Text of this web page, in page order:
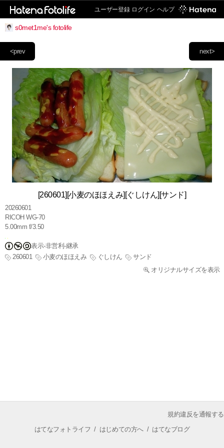
ユーザー登録 ログイン ヘルプ
s0met1me's fotolife
next>
<prev
[260601][小麦のほほえみ][ぐしけん][サンド]
20260601
RICOH WG-70
5.00mm f/3.50
表示-非営利-継承
260601
小麦のほほえみ ぐしけん
サンド
オリジナルサイズを表示
規約違反を通報する
はてなフォトライフ / はじめての方へ/ はてなブログ